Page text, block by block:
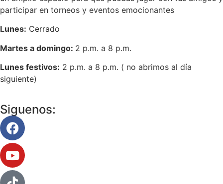
participar en torneos y eventos emocionantes
Lunes: Cerrado
Martes a domingo: 2 p.m. a 8 p.m.
Lunes festivos: 2 p.m. a 8 p.m. ( no abrimos al día
siguiente)
Siguenos: